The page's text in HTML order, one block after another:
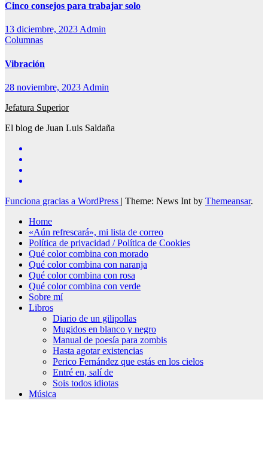
Cinco consejos para trabajar solo
13 diciembre, 2023Admin
Columnas
Vibración
28 noviembre, 2023 Admin
Jefatura Superior
El blog de Juan Luis Saldaña
Funciona gracias a WordPress | Theme: News Int by Themeansar.
Home
«Aún refrescará», mi lista de correo
Política de privacidad / Política de Cookies
Qué color combina con morado
Qué color combina con naranja
Qué color combina con rosa
Qué color combina con verde
Sobre mí
Libros
Diario de un gilipollas
Mugidos en blanco y negro
Manual de poesía para zombis
Hasta agotar existencias
Perico Fernández que estás en los cielos
Entré en, salí de
Sois todos idiotas
Música